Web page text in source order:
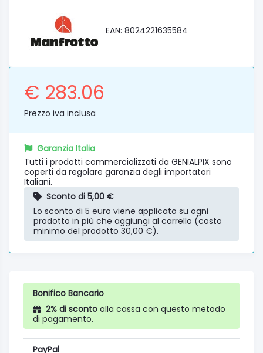
EAN: 8024221635584
€ 283.06
Prezzo iva inclusa
Garanzia Italia
Tutti i prodotti commercializzati da GENIALPIX sono
coperti da regolare garanzia degli importatori
Italiani.
Sconto di 5,00 €
Lo sconto di 5 euro viene applicato su ogni
prodotto in più che aggiungi al carrello (costo
minimo del prodotto 30,00 €).
Bonifico Bancario
2% di sconto alla cassa con questo metodo
di pagamento.
PayPal